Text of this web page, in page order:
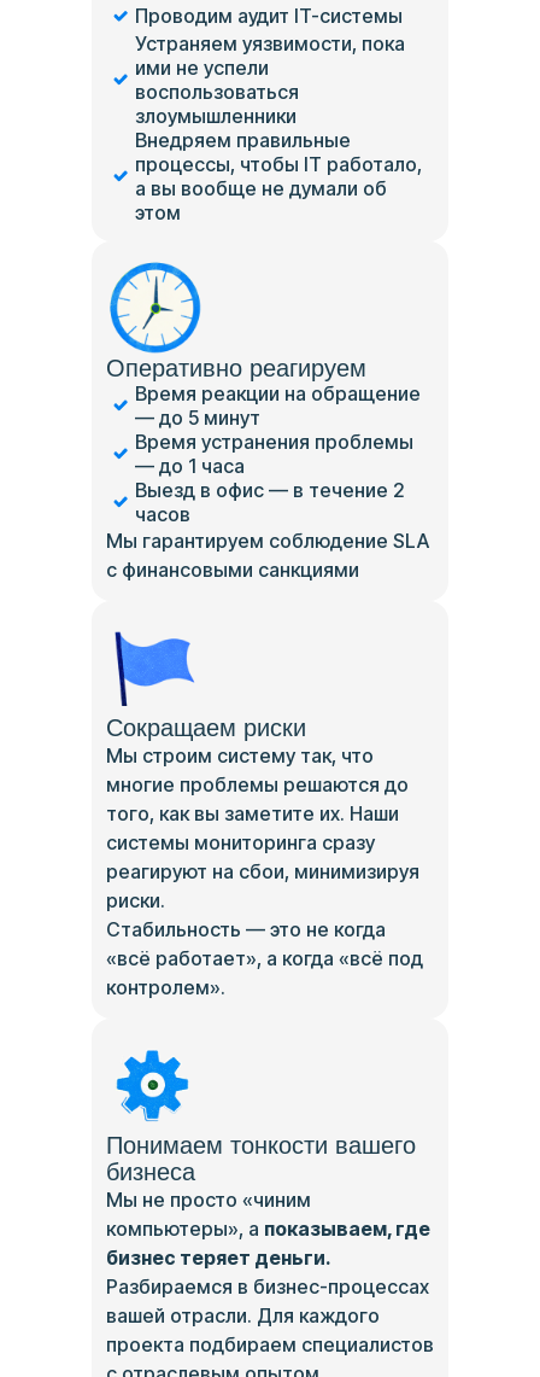
Проводим аудит IT-системы
Устраняем уязвимости, пока
ими не успели
воспользоваться
злоумышленники
Внедряем правильные
процессы, чтобы IT работало,
а вы вообще не думали об
этом
Оперативно реагируем
Время реакции на обращение
— до 5 минут
Время устранения проблемы
— до 1 часа
Выезд в офис — в течение 2
часов
Мы гарантируем соблюдение SLA
с финансовыми санкциями
Сокращаем риски
Мы строим систему так, что
многие проблемы решаются до
того, как вы заметите их. Наши
системы мониторинга сразу
реагируют на сбои, минимизируя
риски.
Стабильность — это не когда
«всё работает», а когда «всё под
контролем».
Понимаем тонкости вашего
бизнеса
Мы не просто «чиним
компьютеры», а показываем, где
бизнес теряет деньги.
Разбираемся в бизнес-процессах
вашей отрасли. Для каждого
проекта подбираем специалистов